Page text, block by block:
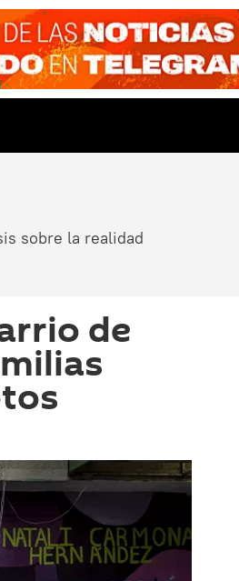
sobre la realidad
de